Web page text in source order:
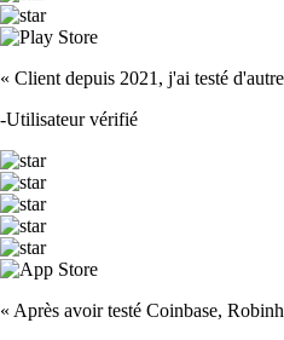
« Client depuis 2021, j'ai testé
-Utilisateur vérifié
« Après avoir testé Coinbase,